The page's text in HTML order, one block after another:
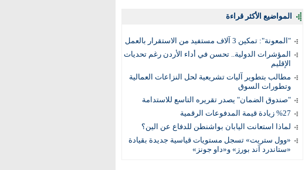
المواضيع الأكثر قراءة
"المعونة": تمكين 3 آلاف مستفيد من الاستقرار بالعمل
المؤشرات الدولية.. تحسن في أداء الأردن رغم تحديات
الإقليم
مطالب بتطوير آليات تشريعية لحل النزاعات العمالية
وتطورات السوق
"صندوق الضمان" يصدر تقريره التاسع للاستدامة
%27 زيادة قيمة المدفوعات الرقمية
لماذا استعانت اليابان بواشنطن للدفاع عن الين؟
«وول ستريت» تسجل مستويات قياسية جديدة بقيادة
«ستاندرد آند بورز» و«داو جونز»